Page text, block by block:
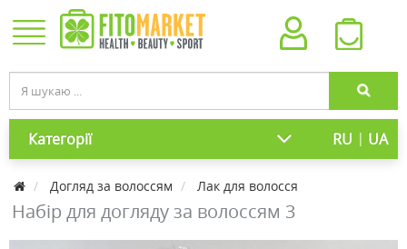
Категорії RU | UA
Догляд за волоссям Лак для волосся
Набір для догляду за волоссям 3